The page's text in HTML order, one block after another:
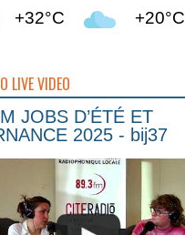
+32°C +20°C
LIVE VIDEO
JOBS D’ÉTÉ ET
2025 - bij37